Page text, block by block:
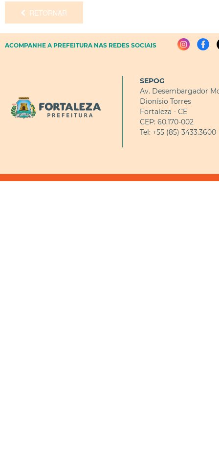
RETORNAR
ACOMPANHE A PREFEITURA NAS REDES SOCIAIS
SEPOG
Av. Desembargador
Dionísio Torres
Fortaleza - CE
CEP: 60.170-002
Tel: +55 (85) 3433.3600